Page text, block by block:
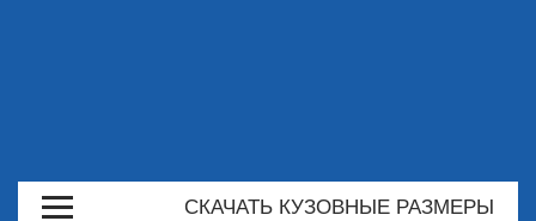
СКАЧАТЬ КУЗОВНЫЕ РАЗМЕРЫ